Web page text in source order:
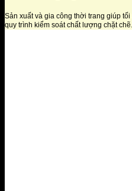
Sản xuất và gia công thời trang giúp
quy trình kiểm soát chất lượng chặt chẽ.